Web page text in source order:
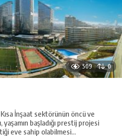
509 0
Kısa İnşaat sektörünün öncü ve
başladığı prestij projesi
eve sahip olabilmesi...